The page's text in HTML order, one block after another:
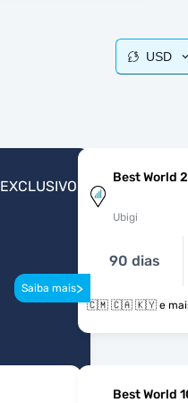
USD
EXCLUSIVO
Saiba mais>
Best World
Ubigi
90 dias
🇨🇲 🇨🇦
Best World